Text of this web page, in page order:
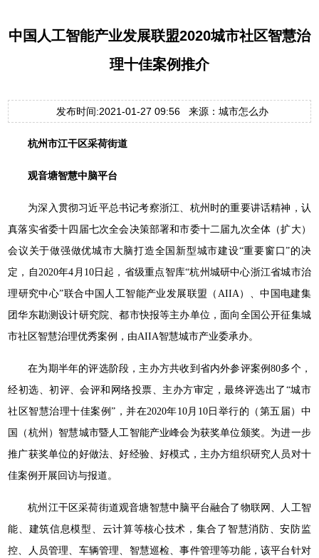
中国人工智能产业发展联盟2020城市社区智慧治
理十佳案例推介
发布时间:2021-01-27 09:56 来源：城市怎么办
杭州市江干区采荷街道
观音塘智慧中脑平台
为深入贯彻习近平总书记考察浙江、杭州时的重要讲话精神，认
真落实省委十四届七次全会决策部署和市委十二届九次全体（扩大）
会议关于做强做优城市大脑打造全国新型城市建设“重要窗口”的决
定，自2020年4月10日起，省级重点智库“杭州城研中心浙江省城市治
理研究中心”联合中国人工智能产业发展联盟（AIIA）、中国电建集
团华东勘测设计研究院、都市快报等主办单位，面向全国公开征集城
市社区智慧治理优秀案例，由AIIA智慧城市产业委承办。
在为期半年的评选阶段，主办方共收到省内外参评案例80多个，
经初选、初评、会评和网络投票、主办方审定，最终评选出了“城市
社区智慧治理十佳案例”，并在2020年10月10日举行的（第五届）中
国（杭州）智慧城市暨人工智能产业峰会为获奖单位颁奖。为进一步
推广获奖单位的好做法、好经验、好模式，主办方组织研究人员对十
佳案例开展回访与报道。
杭州江干区采荷街道观音塘智慧中脑平台融合了物联网、人工智
能、建筑信息模型、云计算等核心技术，集合了智慧消防、安防监
控、人员管理、车辆管理、智慧巡检、事件管理等功能，该平台针对